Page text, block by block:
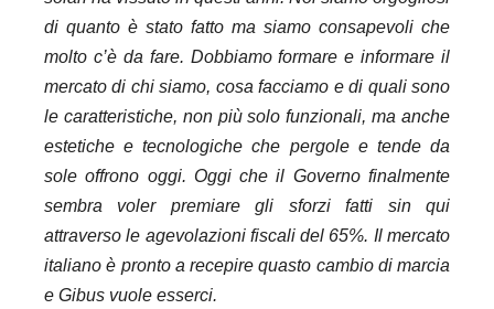
di quanto è stato fatto ma siamo consapevoli che
molto c’è da fare. Dobbiamo formare e informare il
mercato di chi siamo, cosa facciamo e di quali sono
le caratteristiche, non più solo funzionali, ma anche
estetiche e tecnologiche che pergole e tende da
sole offrono oggi. Oggi che il Governo finalmente
sembra voler premiare gli sforzi fatti sin qui
attraverso le agevolazioni fiscali del 65%. Il mercato
italiano è pronto a recepire quasto cambio di marcia
e Gibus vuole esserci.